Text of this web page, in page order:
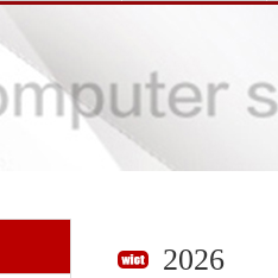
2026